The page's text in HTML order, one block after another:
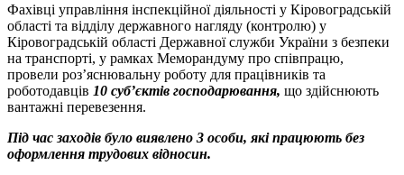
Фахівці управління інспекційної діяльності у Кіровоградській
області та відділу державного нагляду (контролю) у
Кіровоградській області Державної служби України з безпеки
на транспорті, у рамках Меморандуму про співпрацю,
провели роз’яснювальну роботу для працівників та
роботодавців 10 суб’єктів господарювання, що здійснюють
вантажні перевезення.
Під час заходів було виявлено 3 особи, які працюють без
оформлення трудових відносин.